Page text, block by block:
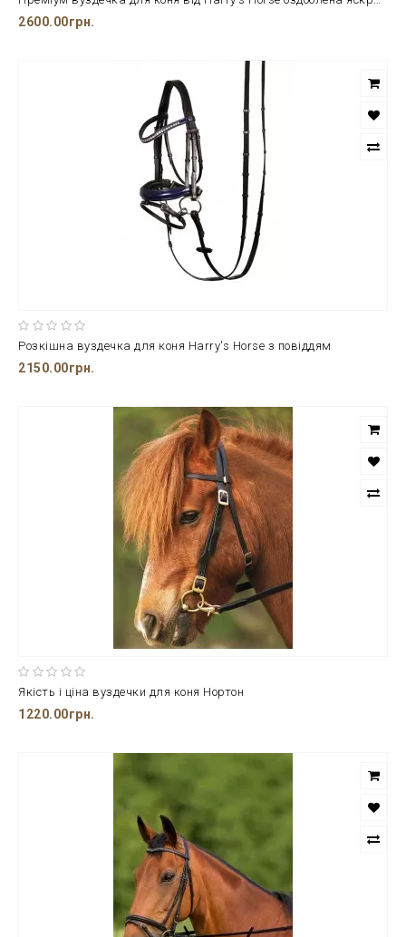
2600.00грн.
Розкішна вуздечка для коня Harry's Horse з повіддям
2150.00грн.
Якість і ціна вуздечки для коня Нортон
1220.00грн.